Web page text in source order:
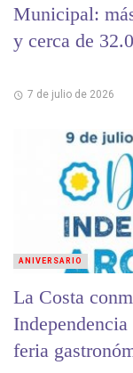
Municipal:
y cerca de
7 de julio de 2026
La Costa
feria
ANIVERSARIO